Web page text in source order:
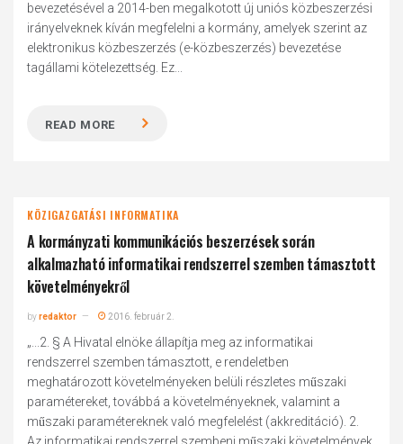
bevezetésével a 2014-ben megalkotott új uniós közbeszerzési
irányelveknek kíván megfelelni a kormány, amelyek szerint az
elektronikus közbeszerzés (e-közbeszerzés) bevezetése
tagállami kötelezettség. Ez...
READ MORE
KÖZIGAZGATÁSI INFORMATIKA
A kormányzati kommunikációs beszerzések során
alkalmazható informatikai rendszerrel szemben támasztott
követelményekről
byredaktor 2016. február 2.
„...2. § A Hivatal elnöke állapítja meg az informatikai
rendszerrel szemben támasztott, e rendeletben
meghatározott követelményeken belüli részletes műszaki
paramétereket, továbbá a követelményeknek, valamint a
műszaki paramétereknek való megfelelést (akkreditáció). 2.